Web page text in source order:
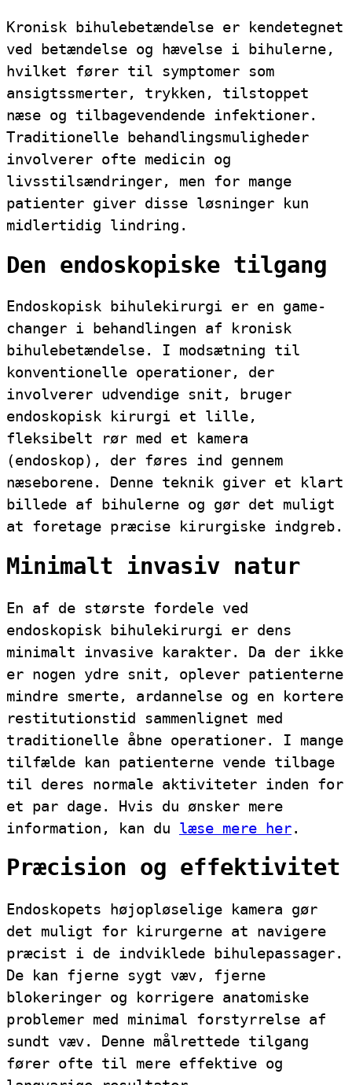
Kronisk bihulebetændelse er kendetegnet
ved betændelse og hævelse i bihulerne,
hvilket fører til symptomer som
ansigtssmerter, trykken, tilstoppet
næse og tilbagevendende infektioner.
Traditionelle behandlingsmuligheder
involverer ofte medicin og
livsstilsændringer, men for mange
patienter giver disse løsninger kun
midlertidig lindring.
Den endoskopiske tilgang
Endoskopisk bihulekirurgi er en game-
changer i behandlingen af kronisk
bihulebetændelse. I modsætning til
konventionelle operationer, der
involverer udvendige snit, bruger
endoskopisk kirurgi et lille,
fleksibelt rør med et kamera
(endoskop), der føres ind gennem
næseborene. Denne teknik giver et klart
billede af bihulerne og gør det muligt
at foretage præcise kirurgiske indgreb.
Minimalt invasiv natur
En af de største fordele ved
endoskopisk bihulekirurgi er dens
minimalt invasive karakter. Da der ikke
er nogen ydre snit, oplever patienterne
mindre smerte, ardannelse og en kortere
restitutionstid sammenlignet med
traditionelle åbne operationer. I mange
tilfælde kan patienterne vende tilbage
til deres normale aktiviteter inden for
et par dage. Hvis du ønsker mere
information, kan du læse mere her.
Præcision og effektivitet
Endoskopets højopløselige kamera gør
det muligt for kirurgerne at navigere
præcist i de indviklede bihulepassager.
De kan fjerne sygt væv, fjerne
blokeringer og korrigere anatomiske
problemer med minimal forstyrrelse af
sundt væv. Denne målrettede tilgang
fører ofte til mere effektive og